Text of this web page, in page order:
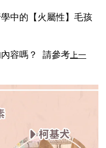
中的【火屬性】毛孩
容嗎？ 請參考上一